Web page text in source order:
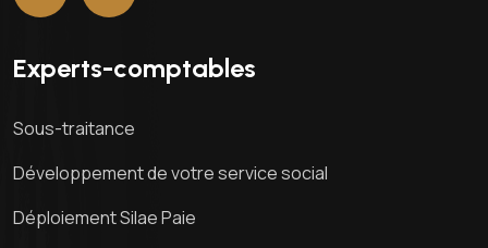
Experts-comptables
Sous-traitance
Développement de votre service social
Déploiement Silae Paie